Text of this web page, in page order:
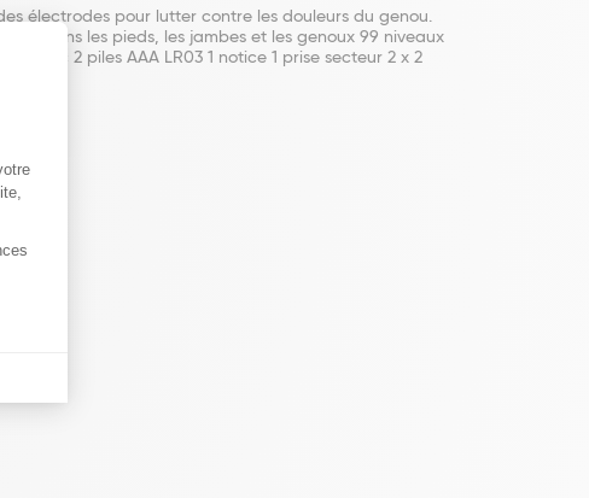
électrodes pour lutter contre les douleurs du genou.
dans les pieds, les jambes et les genoux 99 niveaux
avec 2 piles AAA LR03 1 notice 1 prise secteur 2 x 2